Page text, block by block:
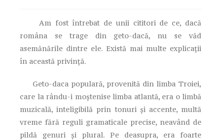
Am fost întrebat de unii cititori de ce, dacă
româna se trage din geto-dacă, nu se văd
asemănările dintre ele. Există mai multe explicații
în această privință.
Geto-daca populară, provenită din limba Troiei,
care la rându-i moștenise limba atlantă, era o limbă
muzicală, inteligibilă prin tonuri și accente, multă
vreme fără reguli gramaticale precise, neavând de
pildă genuri și plural. Pe deasupra, era foarte